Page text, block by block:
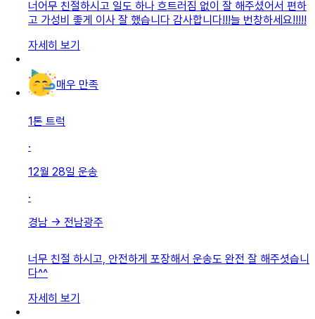
너어무 친절하시고 일도 하나 흐트러짐 없이 잘 해주셨어서 편하
고 가성비 좋게 이사 잘 했습니다 감사합니다!!!늘 번창하세요!!!!!
자세히 보기
매우 만족
1톤 트럭
·
12월 28일 운송
·
경남 → 전남광주
너무 친절 하시고, 안전하게 포장해서 운송도 완전 잘 해주셧습니
다^^
자세히 보기